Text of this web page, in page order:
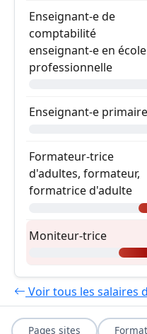
Enseignant-e de
comptabilité
enseignant-e en école
professionnelle
Enseignant-e primaire
Formateur-trice
d'adultes, formateur,
formatrice d'adulte
Moniteur-trice
Voir tous les salaires
Pages sites